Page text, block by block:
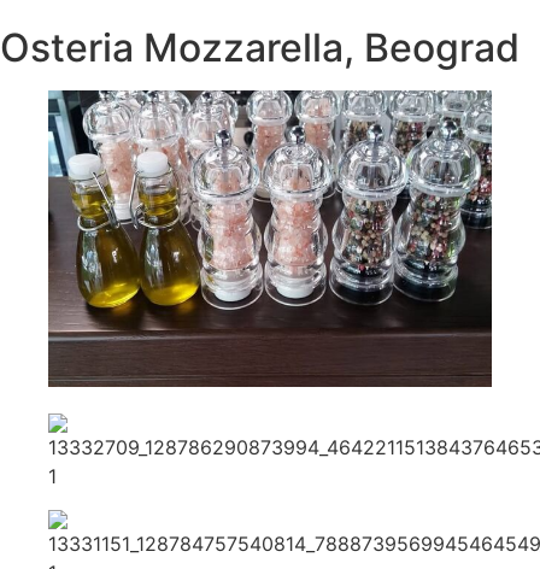
Osteria Mozzarella, Beograd